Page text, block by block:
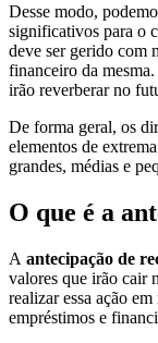
Desse modo,
significativos para o
deve ser gerido com
financeiro da
irão reverberar no
De forma geral, os
elementos de
grandes, médias e
O que é a
A antecipação de
valores que irão cair
realizar essa ação
empréstimos e